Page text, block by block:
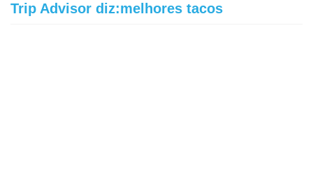
Trip Advisor diz:melhores tacos